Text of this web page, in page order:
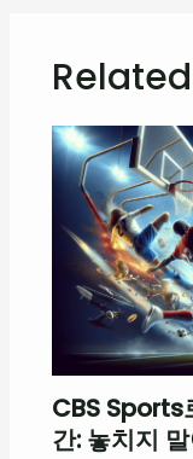
CBS Sports
간: 놓치지